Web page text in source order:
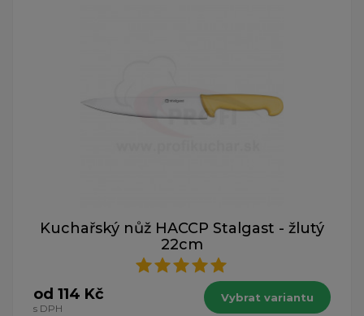
Kuchařský nůž HACCP Stalgast - žlutý
22cm
od 114 Kč
s DPH
Vybrat variantu